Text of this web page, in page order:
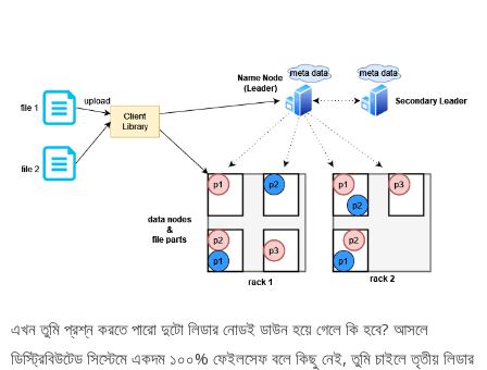
এখন তুমি প্রশ্ন করতে পারো দুটো লিডার নোডই ডাউন হয়ে গেলে কি হবে? আসলে
ডিস্ট্রিবিউটেড সিস্টেমে একদম ১০০% ফেইলসেফ বলে কিছু নেই, তুমি চাইলে তৃতীয় লিডার